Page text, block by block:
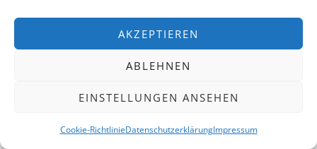
AKZEPTIEREN
ABLEHNEN
EINSTELLUNGEN ANSEHEN
Cookie-RichtlinieDatenschutzerklärungImpressum